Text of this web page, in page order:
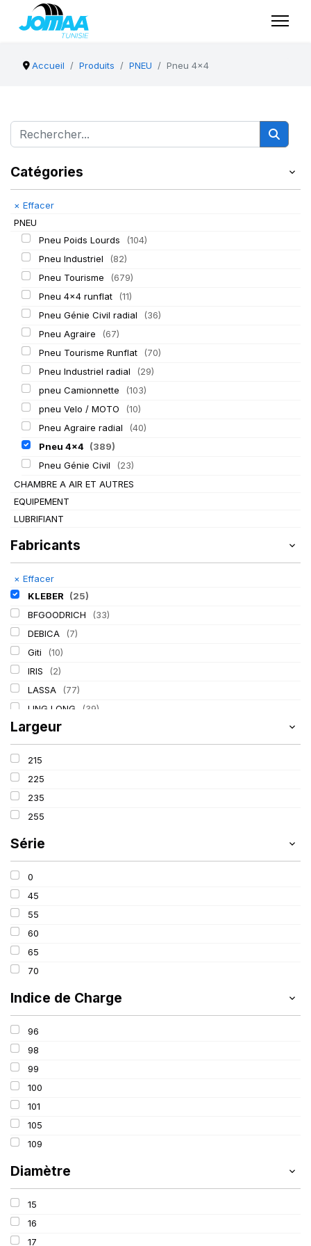
Accueil Produits PNEU Pneu 4x4
Catégories
× Effacer
PNEU
Pneu Poids Lourds
(104)
Pneu Industriel
(82)
Pneu Tourisme
(679)
Pneu 4x4 runflat
(11)
Pneu Génie Civil radial
(36)
Pneu Agraire
(67)
Pneu Tourisme Runflat
(70)
Pneu Industriel radial
(29)
pneu Camionnette
(103)
pneu Velo / MOTO
(10)
Pneu Agraire radial
(40)
Pneu 4x4 (389)
Pneu Génie Civil
(23)
CHAMBRE A AIR ET AUTRES
EQUIPEMENT
LUBRIFIANT
Fabricants
× Effacer
KLEBER
(25)
BFGOODRICH
(33)
DEBICA
(7)
Giti
(10)
IRIS
(2)
LASSA
(77)
LING LONG
(39)
MICHELIN
PIRELLI (110)
TIGAR
Largeur
215
225
235
255
Série
0
45
55
60
65
70
Indice de Charge
96
98
99
100
101
105
109
Diamètre
15
16
17